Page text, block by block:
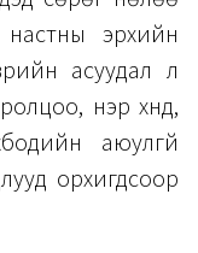
настны эрхийн
асуудал л
нэр хүнд,
аюулгүй
орхигдсоор